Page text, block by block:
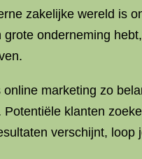
zakelijke wereld is
grote onderneming
online marketing zo
Potentiële klanten
verschijnt, loop